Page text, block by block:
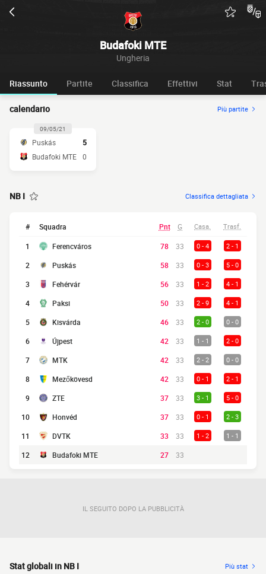
Budafoki MTE
Ungheria
Riassunto Partite Classifica Effettivi Stat
calendario Più partite
09/05/21
Puskás
5
Budafoki MTE
0
NB I Classifica dettagliata
# Squadra Pnt G Casa. Trasf.
1 Ferencváros 78 33 0 - 4 2 - 1
2 Puskás 58 33 0 - 3 5 - 0
3 Fehérvár 56 33 1 - 2 4 - 1
4 Paksi 50 33 2 - 9 4 - 1
5 Kisvárda 46 33 2 - 0 0 - 0
6 Újpest 42 33 1 - 1 2 - 0
7 MTK 42 33 2 - 2 0 - 0
8 Mezőkövesd 42 33 0 - 1 2 - 1
9 ZTE 37 33 3 - 1 5 - 0
10 Honvéd 37 33 0 - 1 2 - 3
11 DVTK 33 33 1 - 2 1 - 1
12 Budafoki MTE 27 33
IL SEGUITO DOPO LA PUBBLICITÀ
Stat globali in NB I Più stat